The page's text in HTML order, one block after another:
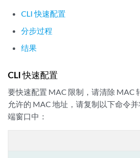
CLI 快速配置
分步过程
结果
CLI 快速配置
要快速配置 MAC 限制，请清除 MAC
允许的 MAC 地址，请复制以下命令
端窗口中：